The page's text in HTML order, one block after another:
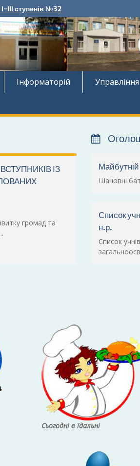
ІІІ ступенів №32
Інформаторій Управління
ІЗ
громад та
Шановні
Список
н.р.
Список
Сьогодні в їдальні